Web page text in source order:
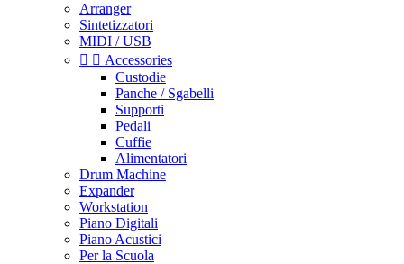
Arranger
Sintetizzatori
MIDI / USB
  Accessories
Custodie
Panche / Sgabelli
Supporti
Pedali
Cuffie
Alimentatori
Drum Machine
Expander
Workstation
Piano Digitali
Piano Acustici
Per la Scuola